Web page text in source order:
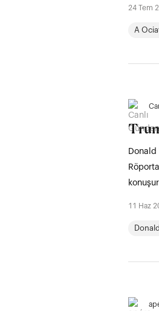
24 Tem
A
Donald
11 Haz